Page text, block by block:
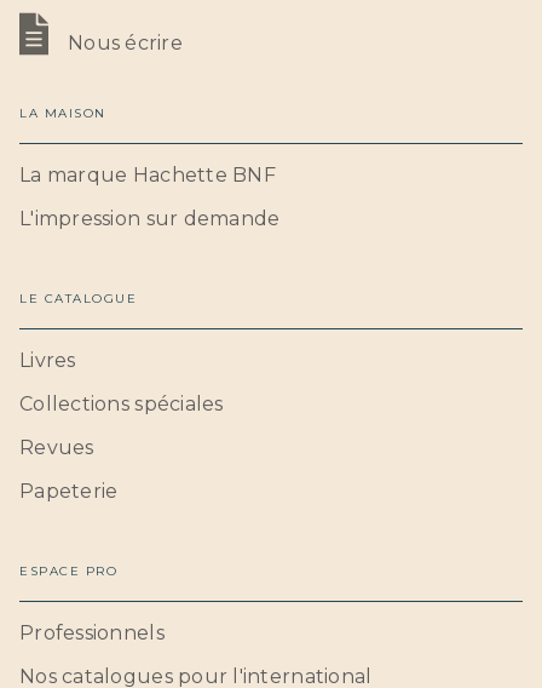
Nous écrire
LA MAISON
La marque Hachette BNF
L'impression sur demande
LE CATALOGUE
Livres
Collections spéciales
Revues
Papeterie
ESPACE PRO
Professionnels
Nos catalogues pour l'international